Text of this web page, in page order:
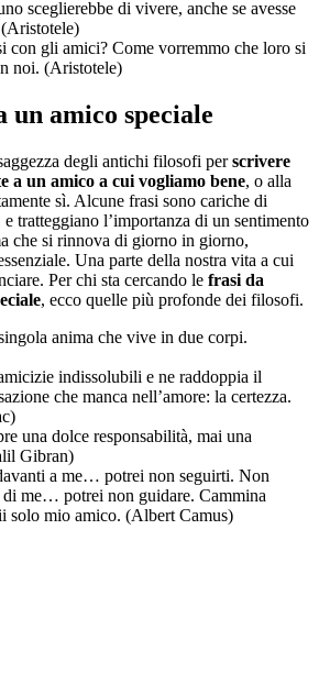
sceglierebbe di vivere, anche se avesse
con gli amici? Come vorremmo che loro si
noi. (Aristotele)
un amico speciale
degli antichi filosofi perscrivere
a un amico a cui vogliamo bene, o alla
sì. Alcune frasi sono cariche di
tratteggiano l’importanza di un sentimento
che si rinnova di giorno in giorno,
Una parte della nostra vita a cui
Per chi sta cercando le frasi da
, ecco quelle più profonde dei filosofi.
anima che vive in due corpi.
indissolubili e ne raddoppia il
che manca nell’amore: la certezza.
una dolce responsabilità, mai una
Gibran)
a me… potrei non seguirti. Non
di me… potrei non guidare. Cammina
solo mio amico. (Albert Camus)